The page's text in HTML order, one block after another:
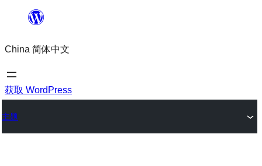
内
容
China 简体中文
获取 WordPress
主题